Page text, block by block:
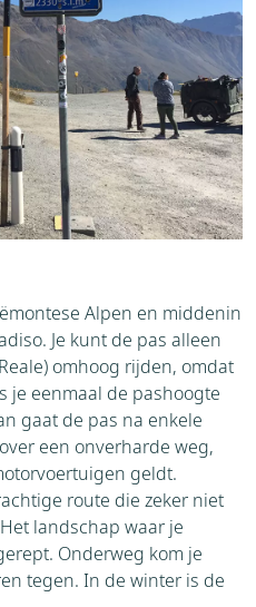
Alpen en middenin
Je kunt de pas alleen
omhoog rijden, omdat
je eenmaal de pashoogte
gaat de pas na enkele
een onverharde weg,
geldt.
route die zeker niet
landschap waar je
Onderweg kom je
tegen. In de winter is de